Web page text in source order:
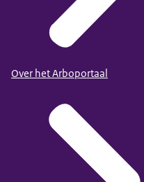
Over het Arboportaal